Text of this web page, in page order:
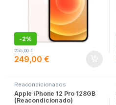
-2%
249,00€
255,00€
Reacondicionados
Apple iPhone 12 Pro 128GB
(Reacondicionado)